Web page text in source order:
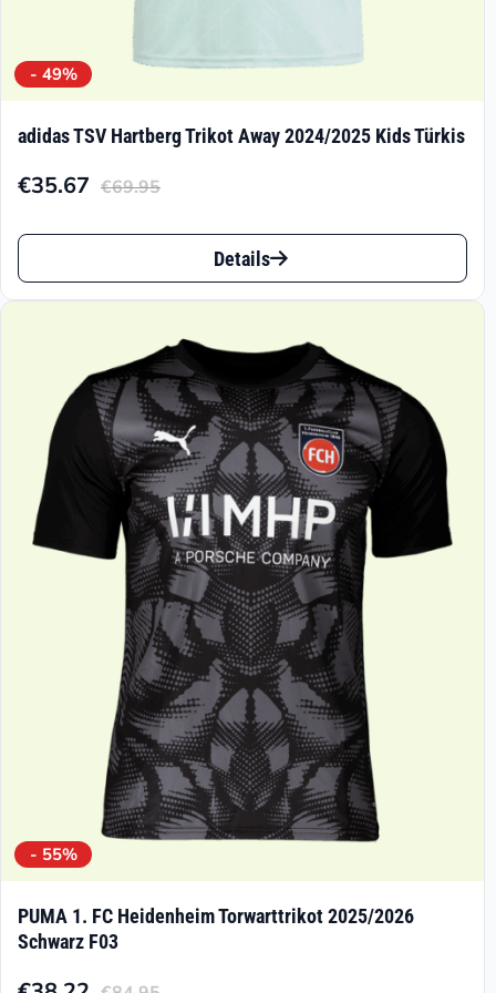
- 49%
adidas TSV Hartberg Trikot Away 2024/2025 Kids Türkis
€69.95
Ursprünglicher
Preis
€69.95
€35.67
Aktueller
Preis
€35.67.
Dieses
Produkt
Varianten
auf.
Die
Optionen
können
Produktseite
Details
- 55%
PUMA 1. FC Heidenheim Torwarttrikot 2025/2026
Schwarz F03